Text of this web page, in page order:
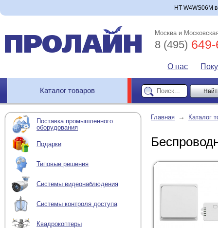
HT-W4WS06M
Москва и
8 (495)
О нас
Каталог товаров
Поставка промышленного
оборудования
Подарки
Типовые решения
Системы видеонаблюдения
Системы контроля доступа
Квадрокоптеры
Главная → Каталог